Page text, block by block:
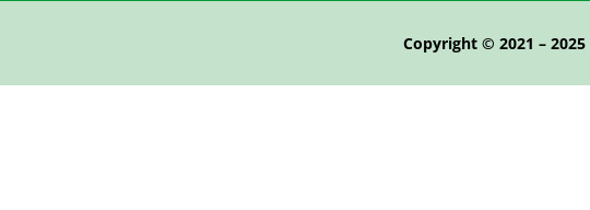
Copyright © 2021 – 2025